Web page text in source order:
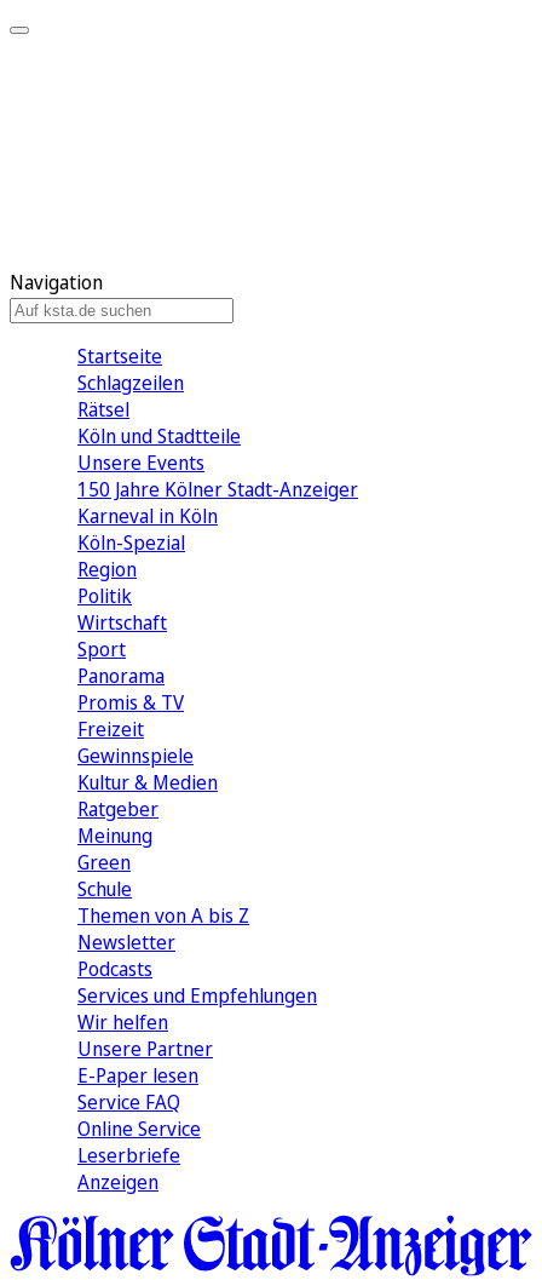
Navigation
Startseite
Schlagzeilen
Rätsel
Köln und Stadtteile
Unsere Events
150 Jahre Kölner Stadt-Anzeiger
Karneval in Köln
Köln-Spezial
Region
Politik
Wirtschaft
Sport
Panorama
Promis & TV
Freizeit
Gewinnspiele
Kultur & Medien
Ratgeber
Meinung
Green
Schule
Themen von A bis Z
Newsletter
Podcasts
Services und Empfehlungen
Wir helfen
Unsere Partner
E-Paper lesen
Service FAQ
Online Service
Leserbriefe
Anzeigen